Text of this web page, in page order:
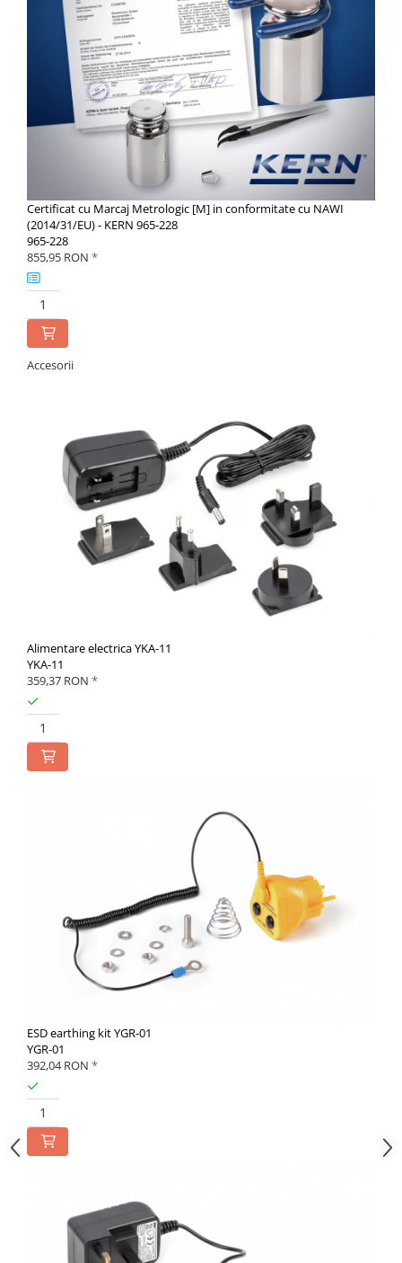
Certificat cu Marcaj Metrologic [M] in conformitate cu NAWI
(2014/31/EU) - KERN 965-228
965-228
855,95 RON *
Accesorii
Alimentare electrica YKA-11
YKA-11
359,37 RON *
ESD earthing kit YGR-01
YGR-01
392,04 RON *